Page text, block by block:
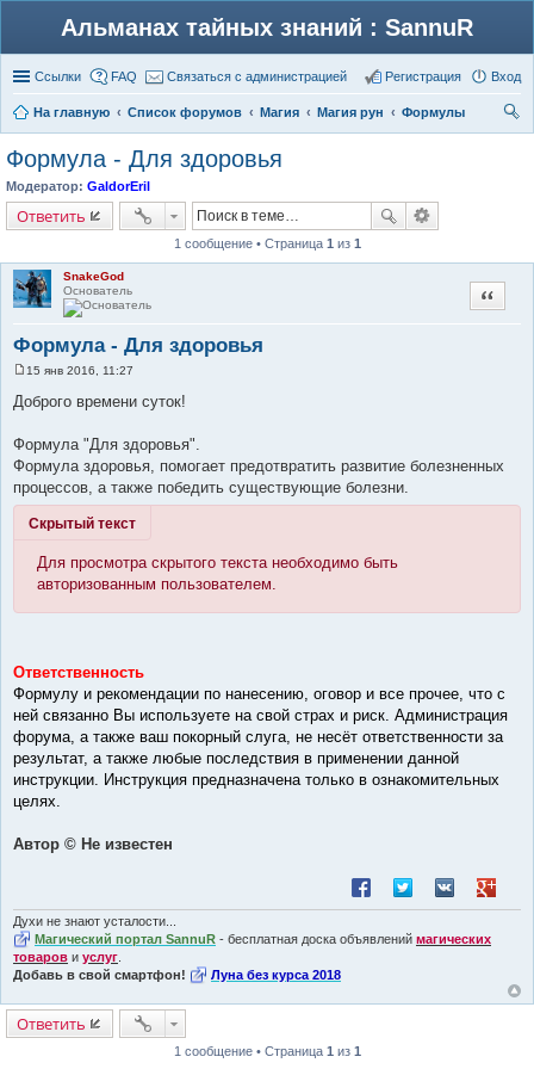
Альманах тайных знаний : SannuR
Ссылки FAQ Связаться с администрацией Вход
Регистрация
На главную Список форумов Магия Магия рун
Формулы
Формула - Для здоровья
Модератор: GaldorEril
Ответить
1 сообщение • Страница 1 из 1
SnakeGod
Основатель
Формула - Для здоровья
Цитата
о
е
н
е
15 янв 2016, 11:27
Доброго времени суток!
Формула "Для здоровья".
Формула здоровья, помогает предотвратить развитие болезненных
процессов, а также победить существующие болезни.
Скрытый текст
Для просмотра скрытого текста необходимо быть
авторизованным пользователем.
Ответственность
Формулу и рекомендации по нанесению, оговор и все прочее, что с
ней связанно Вы используете на свой страх и риск. Администрация
форума, а также ваш покорный слуга, не несёт ответственности за
результат, а также любые последствия в применении данной
инструкции. Инструкция предназначена только в ознакомительных
целях.
Автор © Не известен
Поделиться в Facebook
Поделиться в
Поделиться
Духи не знают усталости...
Магический портал SannuR - бесплатная доска объявлений магических
товаров и услуг
Добавь в свой смартфон!
Луна без курса 2018
Ответить
1 сообщение • Страница 1 из 1